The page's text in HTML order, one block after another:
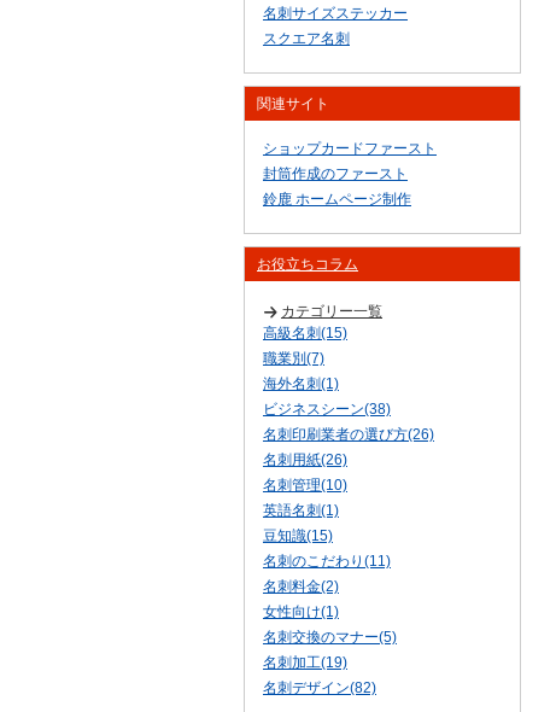
名刺サイズステッカー
スクエア名刺
関連サイト
ショップカードファースト
封筒作成のファースト
鈴鹿 ホームページ制作
お役立ちコラム
カテゴリー一覧
高級名刺(15)
職業別(7)
海外名刺(1)
ビジネスシーン(38)
名刺印刷業者の選び方(26)
名刺用紙(26)
名刺管理(10)
英語名刺(1)
豆知識(15)
名刺のこだわり(11)
名刺料金(2)
女性向け(1)
名刺交換のマナー(5)
名刺加工(19)
名刺デザイン(82)